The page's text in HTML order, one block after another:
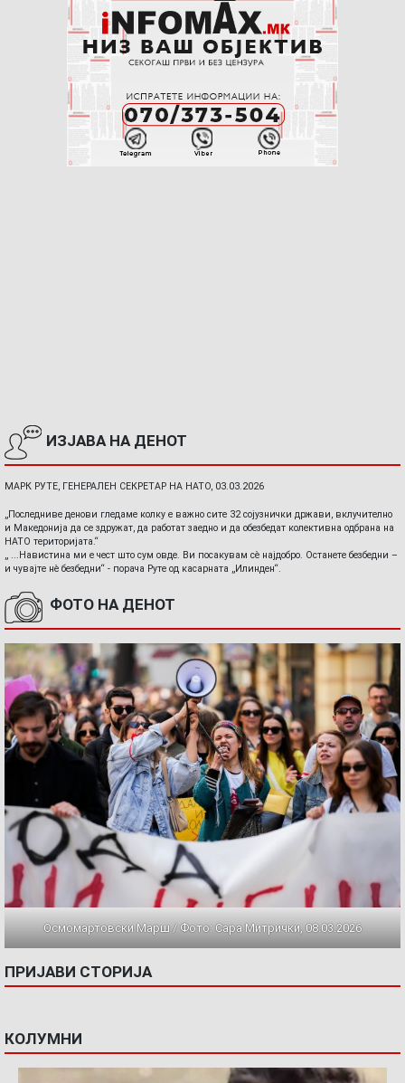
ИЗЈАВА НА ДЕНОТ
МАРК РУТЕ, ГЕНЕРАЛЕН СЕКРЕТАР НА НАТО, 03.03.2026
„Последниве денови гледаме колку е важно сите 32 сојузнички држави, вклучително
и Македонија да се здружат, да работат заедно и да обезбедат колективна одбрана на
НАТО територијата.“
„ ...Навистина ми е чест што сум овде. Ви посакувам сè најдобро. Останете безбедни –
и чувајте нè безбедни“ - порача Руте од касарната „Илинден“.
ФОТО НА ДЕНОТ
Осмомартовски Марш / Фото: Сара Митрички, 08.03.2026
ПРИЈАВИ СТОРИЈА
КОЛУМНИ